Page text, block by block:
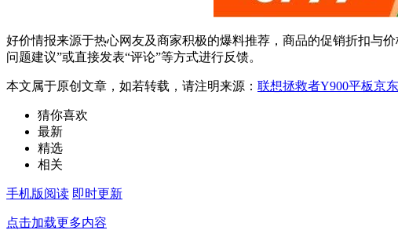
好价情报来源于热心网友及商家积极的爆料推荐，商品的促销折扣与
问题建议”或直接发表“评论”等方式进行反馈。
本文属于原创文章，如若转载，请注明来源： 联想拯救者Y900平板京
猜你喜欢
最新
精选
相关
手机版阅读 即时更新
点击加载更多内容